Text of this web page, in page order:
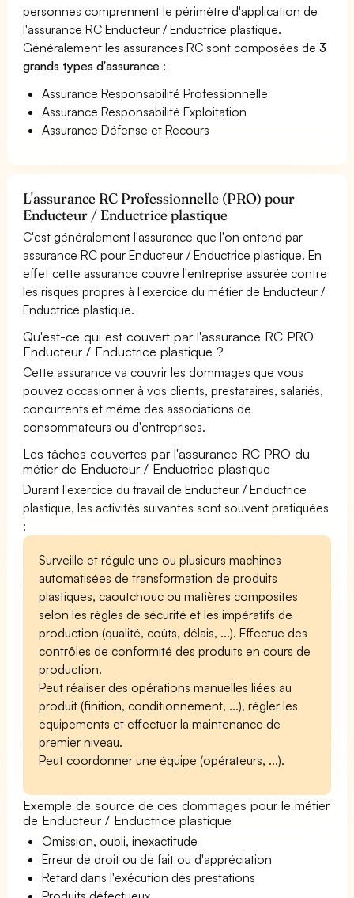
personnes comprennent le périmètre d'application de
l'assurance RC Enducteur / Enductrice plastique.
Généralement les assurances RC sont composées de3
grands types d'assurance :
Assurance Responsabilité Professionnelle
Assurance Responsabilité Exploitation
Assurance Défense et Recours
L'assurance RC Professionnelle (PRO) pour
Enducteur / Enductrice plastique
C'est généralement l'assurance que l'on entend par
assurance RC pour Enducteur / Enductrice plastique. En
effet cette assurance couvre l'entreprise assurée contre
les risques propres à l'exercice du métier de Enducteur /
Enductrice plastique.
Qu'est-ce qui est couvert par l'assurance RC PRO
Enducteur / Enductrice plastique ?
Cette assurance va couvrir les dommages que vous
pouvez occasionner à vos clients, prestataires, salariés,
concurrents et même des associations de
consommateurs ou d'entreprises.
Les tâches couvertes par l'assurance RC PRO du
métier de Enducteur / Enductrice plastique
Durant l'exercice du travail de Enducteur / Enductrice
plastique, les activités suivantes sont souvent pratiquées
:
Surveille et régule une ou plusieurs machines
automatisées de transformation de produits
plastiques, caoutchouc ou matières composites
selon les règles de sécurité et les impératifs de
production (qualité, coûts, délais, ...). Effectue des
contrôles de conformité des produits en cours de
production.
Peut réaliser des opérations manuelles liées au
produit (finition, conditionnement, ...), régler les
équipements et effectuer la maintenance de
premier niveau.
Peut coordonner une équipe (opérateurs, ...).
Exemple de source de ces dommages pour le métier
de Enducteur / Enductrice plastique
Omission, oubli, inexactitude
Erreur de droit ou de fait ou d'appréciation
Retard dans l'exécution des prestations